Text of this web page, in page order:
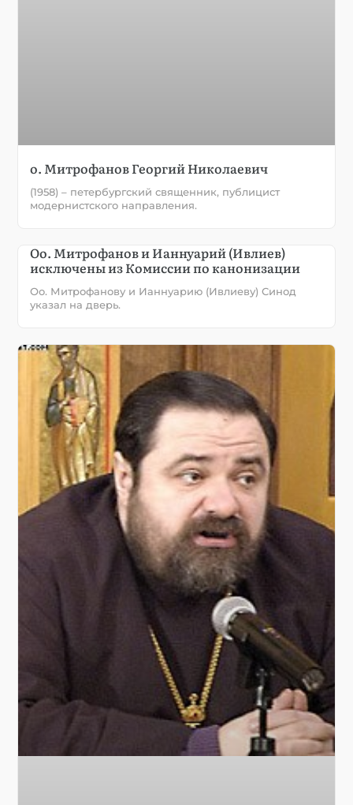
о. Митрофанов Георгий Николаевич
(1958) – петербургский священник, публицист
модернистского направления.
Оо. Митрофанов и Ианнуарий (Ивлиев)
исключены из Комиссии по канонизации
Оо. Митрофанову и Ианнуарию (Ивлиеву) Синод
указал на дверь.